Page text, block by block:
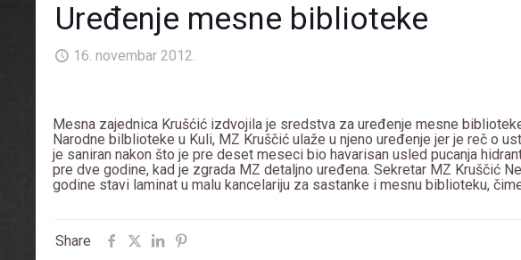
Uređenje mesne biblioteke
16. novembar 2012.
Mesna zajednica Krušćić izdvojila je sredstva za uređenje mesne
Narodne bilblioteke u Kuli, MZ Kruščić ulaže u njeno uređenje jer je reč o
je saniran nakon što je pre deset meseci bio havarisan usled pucanja
pre dve godine, kad je zgrada MZ detaljno uređena. Sekretar MZ Kruščić
godine stavi laminat u malu kancelariju za sastanke i mesnu biblioteku,
Share